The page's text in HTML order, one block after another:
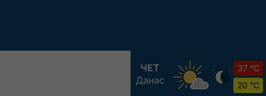
ЧЕТ
Данас
37 °C
20 °C